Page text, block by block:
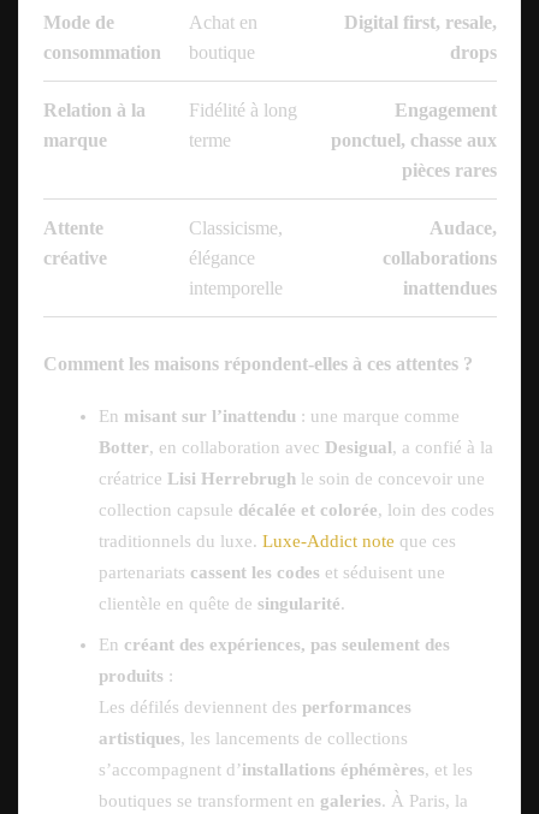
Mode de
consommation
Achat en
boutique
Digital first, resale,
drops
Relation à la
marque
Fidélité à long
terme
Engagement
ponctuel, chasse aux
pièces rares
Attente
créative
Classicisme,
élégance
intemporelle
Audace,
collaborations
inattendues
Comment les maisons répondent-elles à ces attentes ?
En misant sur l’inattendu : une marque comme
Botter, en collaboration avec Desigual, a confié à la
créatrice Lisi Herrebrugh le soin de concevoir une
collection capsule décalée et colorée, loin des codes
traditionnels du luxe. Luxe-Addict note que ces
partenariats cassent les codes et séduisent une
clientèle en quête de singularité.
En créant des expériences, pas seulement des
produits :
Les défilés deviennent des performances
artistiques, les lancements de collections
s’accompagnent d’installations éphémères, et les
boutiques se transforment en galeries. À Paris, la